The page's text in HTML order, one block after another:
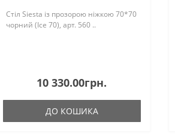
Стіл Siesta із прозорою ніжкою 70*70
чорний (Ice 70), арт. 560 ..
10 330.00грн.
ДО КОШИКА